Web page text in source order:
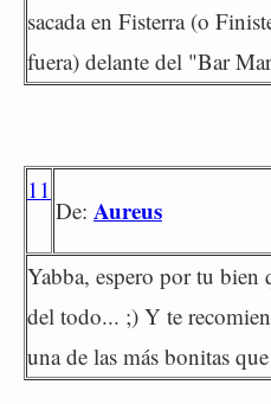
sacada en Fisterra (o
fuera) delante del "Bar
11
De: Aureus
Yabba, espero por tu bien
del todo... ;) Y te
una de las más bonitas